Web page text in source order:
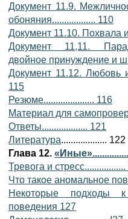
Документ 11.9.
обоняния.................. 110
Документ 11.10. Похвала
Документ 11,11.
двойное принуждение и
Документ 11.12. Любовь
115
Резюме..................... 116
Материал для
Ответы................... 121
Литература................... 122
Глава 12.
Тревога и
Что такое аномальное
Некоторые подходы
поведения 127